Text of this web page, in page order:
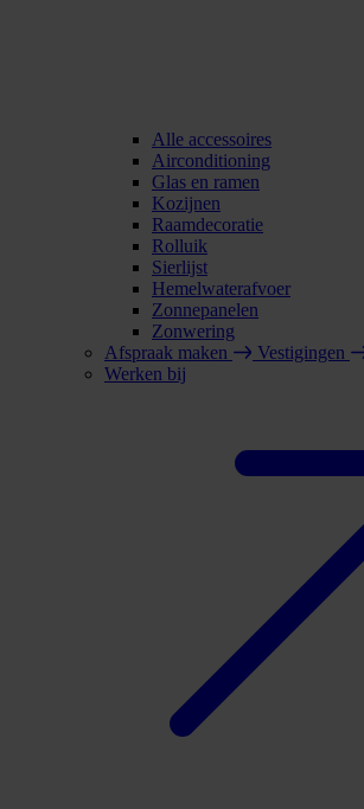
Alle accessoires
Airconditioning
Glas en ramen
Kozijnen
Raamdecoratie
Rolluik
Sierlijst
Hemelwaterafvoer
Zonnepanelen
Zonwering
Afspraak maken
Vestigingen
Werken bij